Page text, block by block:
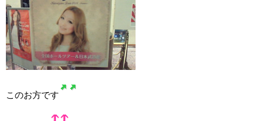
このお方です